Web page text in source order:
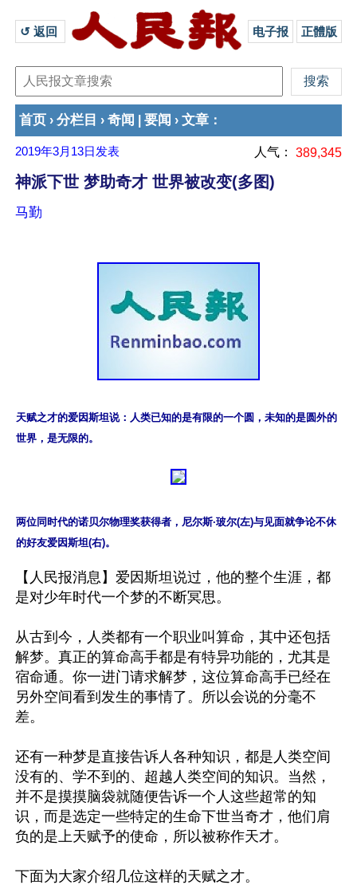
↺ 返回 电子报 正體版
首页 › 分栏目 › 奇闻 要闻 › 文章 ：
2019年3月13日 发表 人气： 389,345
神派下世 梦助奇才 世界被改变(多图)
马勤
天赋之才的爱因斯坦说：人类已知的是有限的一个圆，未知的是圆外的
世界，是无限的。
两位同时代的诺贝尔物理奖获得者，尼尔斯·玻尔(左)与见面就争论不休
的好友爱因斯坦(右)。
【人民报消息】爱因斯坦说过，他的整个生涯，都
是对少年时代一个梦的不断冥思。
从古到今，人类都有一个职业叫算命，其中还包括
解梦。真正的算命高手都是有特异功能的，尤其是
宿命通。你一进门请求解梦，这位算命高手已经在
另外空间看到发生的事情了。所以会说的分毫不
差。
还有一种梦是直接告诉人各种知识，都是人类空间
没有的、学不到的、超越人类空间的知识。当然，
并不是摸摸脑袋就随便告诉一个人这些超常的知
识，而是选定一些特定的生命下世当奇才，他们肩
负的是上天赋予的使命，所以被称作天才。
下面为大家介绍几位这样的天赋之才。